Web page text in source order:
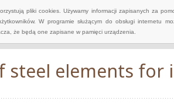
pliki cookies. Używamy informacji zapisanych za
W programie służącym do obsługi internetu
że będą one zapisane w pamięci urządzenia.
steel elements for